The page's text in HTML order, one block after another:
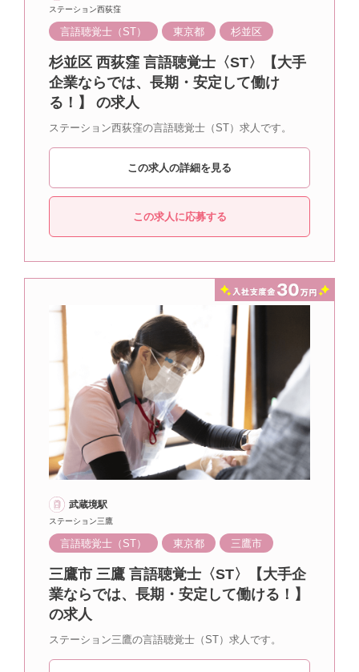
ステーション西荻窪
言語聴覚士（ST） 東京都 杉並区
杉並区 西荻窪 言語聴覚士〈ST〉【大手
企業ならでは、長期・安定して働け
る！】 の求人
ステーション西荻窪の言語聴覚士（ST）求人です。
この求人の詳細を見る
この求人に応募する
武蔵境駅
ステーション三鷹
言語聴覚士（ST） 東京都 三鷹市
三鷹市 三鷹 言語聴覚士〈ST〉【大手企
業ならでは、長期・安定して働ける！】
の求人
ステーション三鷹の言語聴覚士（ST）求人です。